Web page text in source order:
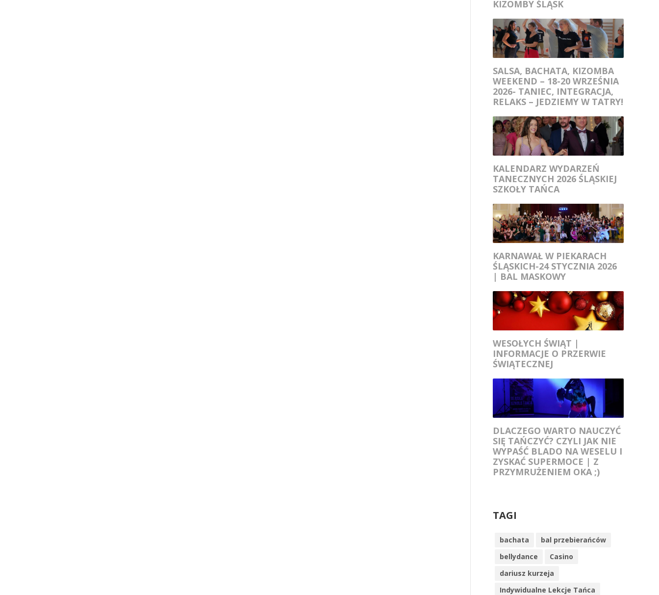
KIZOMBY ŚLĄSK
SALSA, BACHATA, KIZOMBA
WEEKEND – 18-20 WRZEŚNIA
2026- TANIEC, INTEGRACJA,
RELAKS – JEDZIEMY W TATRY!
KALENDARZ WYDARZEŃ
TANECZNYCH 2026 ŚLĄSKIEJ
SZKOŁY TAŃCA
KARNAWAŁ W PIEKARACH
ŚLĄSKICH-24 STYCZNIA 2026
| BAL MASKOWY
WESOŁYCH ŚWIĄT |
INFORMACJE O PRZERWIE
ŚWIĄTECZNEJ
DLACZEGO WARTO NAUCZYĆ
SIĘ TAŃCZYĆ? CZYLI JAK NIE
WYPAŚĆ BLADO NA WESELU I
ZYSKAĆ SUPERMOCE | Z
PRZYMRUŻENIEM OKA ;)
TAGI
bachata
bal przebierańców
bellydance
Casino
dariusz kurzeja
Indywidualne Lekcje Tańca